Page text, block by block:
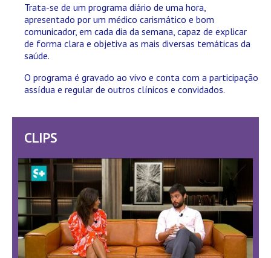
Trata-se de um programa diário de uma hora,
apresentado por um médico carismático e bom
comunicador, em cada dia da semana, capaz de explicar
de forma clara e objetiva as mais diversas temáticas da
saúde.
O programa é gravado ao vivo e conta com a participação
assídua e regular de outros clínicos e convidados.
CLIPS